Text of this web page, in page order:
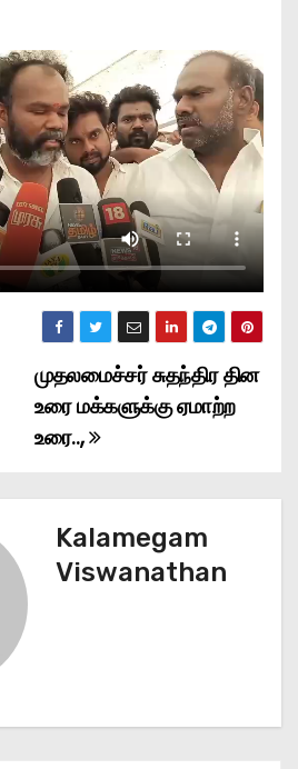
முதலமைச்சர் சுதந்திர தின
உரை மக்களுக்கு ஏமாற்ற
உரை..,
Kalamegam
Viswanathan